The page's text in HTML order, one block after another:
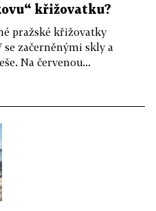
křižovatku?
pražské křižovatky
začerněnými skly a
Na červenou...